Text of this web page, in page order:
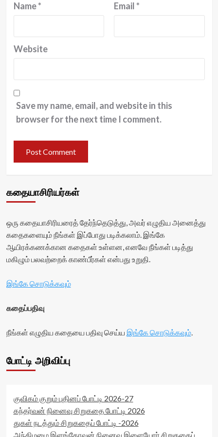
Name* Email*
Website
Save my name, email, and website in this
browser for the next time I comment.
கதையாசிரியர்கள்
ஒரு கதையாசிரியரைத் தேர்ந்தெடுத்து, அவர் எழுதிய அனைத்து
கதைகளையும் நீங்கள் இப்போது படிக்கலாம். இங்கே
ஆயிரக்கணக்கான கதைகள் உள்ளன, எனவே நீங்கள் படித்து
மகிழும் பலவற்றைக் காண்பீர்கள் என்பது உறுதி.
இங்கே சொடுக்கவும்
கதைப்பதிவு
நீங்கள் எழுதிய கதையை பதிவு செய்ய இங்கே சொடுக்கவும்.
போட்டி அறிவிப்பு
குவிகம் குறும் புதினப் போட்டி 2026-27
கந்தர்வன் நினைவு சிறுகதை போட்டி 2026
துகள் நடத்தும் சிறுகதைப் போட்டி -2026
அந்திமழை இளங்கோவன் நினைவு இளையோர் சிறுகதைப்